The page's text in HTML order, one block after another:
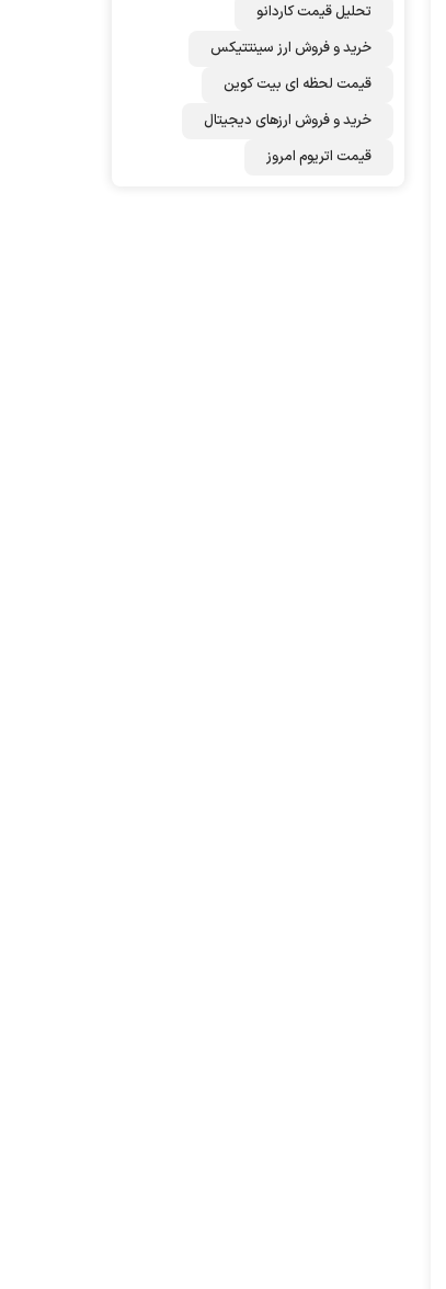
تحلیل قیمت کاردانو
خرید و فروش ارز سینتتیکس
قیمت لحظه ای بیت کوین
خرید و فروش ارزهای دیجیتال
قیمت اتریوم امروز